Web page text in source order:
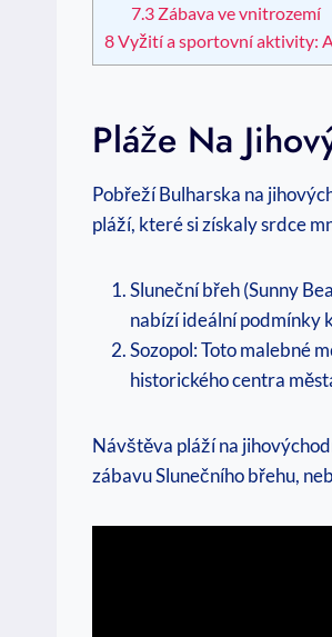
7.3 Zábava ve vnitrozemí
8Vyžití a sportovní aktivity:
Pláže Na
Pobřeží Bulharska na
pláží, které si získaly srdce
Sluneční břeh (Sunny
nabízí ideální podmínky
Sozopol: Toto malebné
historického centra
Návštěva pláží na
zábavu Slunečního břehu,